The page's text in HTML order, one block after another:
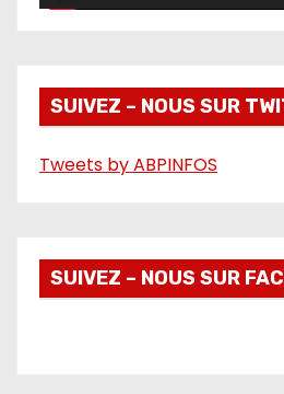
v
o
SUIVEZ – NOUS SUR
Tweets by ABPINFOS
SUIVEZ – NOUS SUR